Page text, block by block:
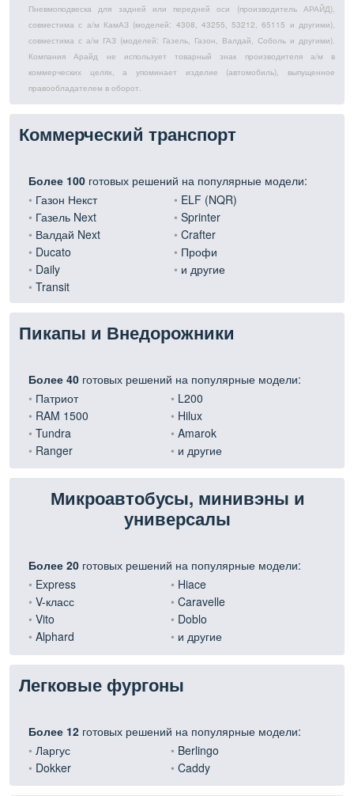
Пневмоподвеска для задней или передней оси (производитель АРАЙД),
совместима с а/м КамАЗ (моделей: 4308, 43255, 53212, 65115 и другими),
совместима с а/м ГАЗ (моделей: Газель, Газон, Валдай, Соболь и другими).
Компания Арайд не использует товарный знак производителя а/м в
коммерческих целях, а упоминает изделие (автомобиль), выпущенное
правообладателем в оборот.
Коммерческий транспорт
Более 100 готовых решений на популярные модели:
Газон Некст
Газель Next
Валдай Next
Ducato
Daily
Transit
ELF (NQR)
Sprinter
Crafter
Профи
и другие
Пикапы и Внедорожники
Более 40 готовых решений на популярные модели:
Патриот
RAM 1500
Tundra
Ranger
L200
Hilux
Amarok
и другие
Микроавтобусы, минивэны и
универсалы
Более 20 готовых решений на популярные модели:
Express
V-класс
Vito
Alphard
Hiace
Caravelle
Doblo
и другие
Легковые фургоны
Более 12 готовых решений на популярные модели:
Ларгус
Dokker
Berlingo
Caddy